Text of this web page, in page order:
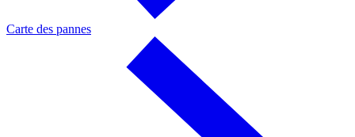
Carte des pannes